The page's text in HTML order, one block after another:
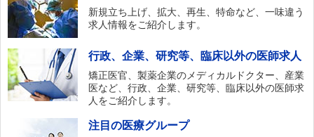
新規立ち上げ、拡大、再生、特命など、一味違う
求人情報をご紹介します。
行政、企業、研究等、臨床以外の医師求人
矯正医官、製薬企業のメディカルドクター、産業
医など、行政、企業、研究等、臨床以外の医師求
人をご紹介します。
注目の医療グループ